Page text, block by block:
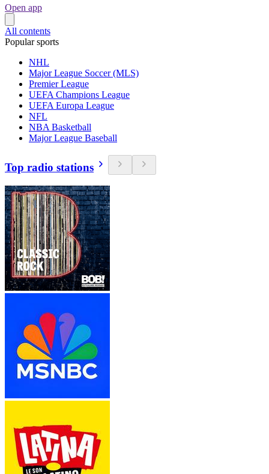
Open app
All contents
Popular sports
NHL
Major League Soccer (MLS)
Premier League
UEFA Champions League
UEFA Europa League
NFL
NBA Basketball
Major League Baseball
Top radio stations